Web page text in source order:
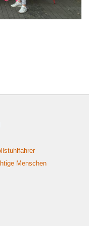
Menschen